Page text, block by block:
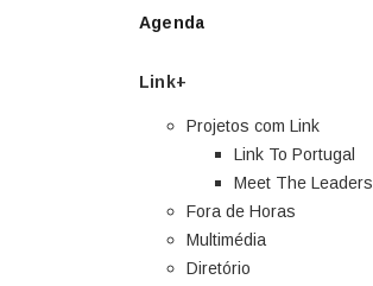
Agenda
Link+
Projetos com Link
Link To Portugal
Meet The Leaders
Fora de Horas
Multimédia
Diretório